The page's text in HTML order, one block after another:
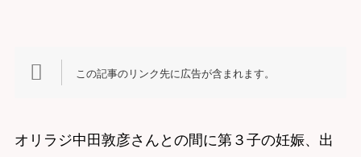
この記事のリンク先に広告が含まれます。
オリラジ中田敦彦さんとの間に第３子の妊娠、出